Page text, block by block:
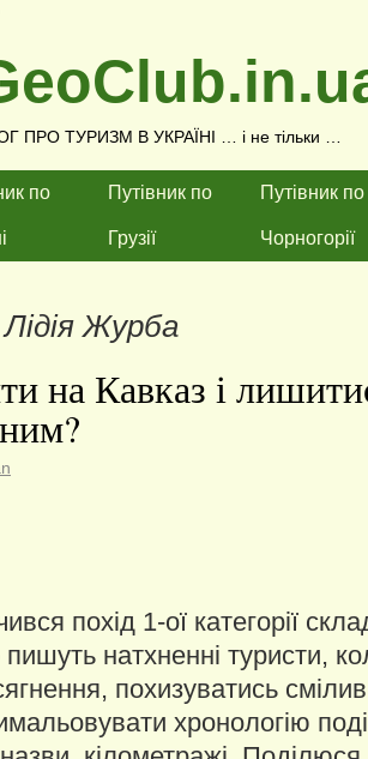
ПРО ТУРИЗМ В УКРАЇНІ … і не тільки …
по Путівник по
Грузії
Путівник по
Чорногорії
Лідія Журба
на Кавказ і
похід 1-ої категорії
натхненні туристи,
похизуватись
хронологію